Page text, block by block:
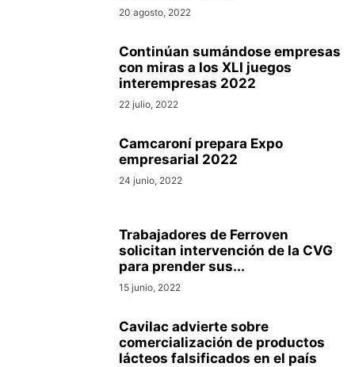
20 agosto, 2022
Continúan sumándose empresas
con miras a los XLI juegos
interempresas 2022
22 julio, 2022
Camcaroní prepara Expo
empresarial 2022
24 junio, 2022
Trabajadores de Ferroven
solicitan intervención de la CVG
para prender sus...
15 junio, 2022
Cavilac advierte sobre
comercialización de productos
lácteos falsificados en el país